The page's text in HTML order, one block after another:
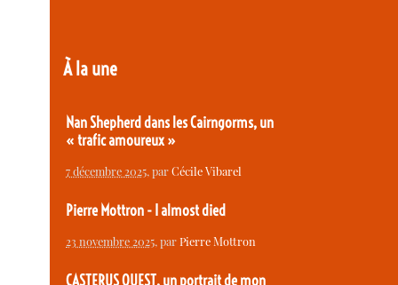
À la une
Nan Shepherd dans les Cairngorms, un
« trafic amoureux »
7 décembre 2025, parCécile Vibarel
Pierre Mottron - I almost died
23 novembre 2025, parPierre Mottron
CASTERUS OUEST, un portrait de mon